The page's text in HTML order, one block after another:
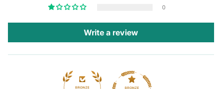
0
Write a review